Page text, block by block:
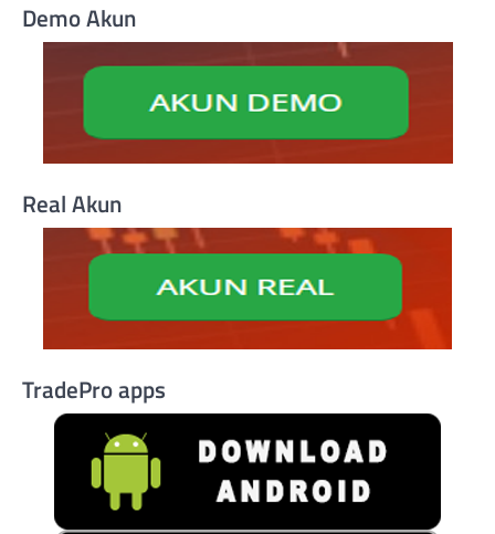
Demo Akun
Real Akun
TradePro apps